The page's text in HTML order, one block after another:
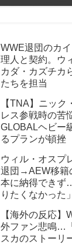
WWE退団のカ
理人と契約。ウ
カダ・カズチカ
たちを担当
【TNA】ニック
レス参戦時の苦
GLOBALヘビー
るプランが頓挫
ウィル・オスプ
退団→AEW移籍
本に納得できず
りたくなかった」
【海外の反応
外ファン悲鳴…
スカのストーリ